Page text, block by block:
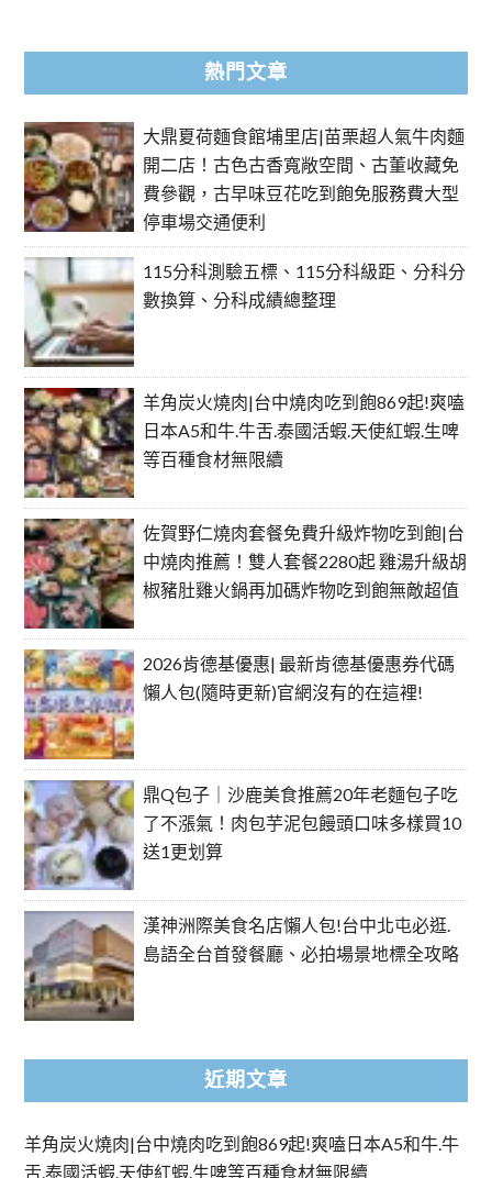
熱門文章
大鼎夏荷麵食館埔里店|苗栗超人氣牛肉麵
開二店！古色古香寬敞空間、古董收藏免
費參觀，古早味豆花吃到飽免服務費大型
停車場交通便利
115分科測驗五標、115分科級距、分科分
數換算、分科成績總整理
羊角炭火燒肉|台中燒肉吃到飽869起!爽嗑
日本A5和牛.牛舌.泰國活蝦.天使紅蝦.生啤
等百種食材無限續
佐賀野仁燒肉套餐免費升級炸物吃到飽|台
中燒肉推薦！雙人套餐2280起 雞湯升級胡
椒豬肚雞火鍋再加碼炸物吃到飽無敵超值
2026肯德基優惠| 最新肯德基優惠券代碼
懶人包(隨時更新)官網沒有的在這裡!
鼎Q包子｜沙鹿美食推薦20年老麵包子吃
了不漲氣！肉包芋泥包饅頭口味多樣買10
送1更划算
漢神洲際美食名店懶人包!台中北屯必逛.
島語全台首發餐廳、必拍場景地標全攻略
近期文章
羊角炭火燒肉|台中燒肉吃到飽869起!爽嗑日本A5和牛.牛
舌.泰國活蝦.天使紅蝦.生啤等百種食材無限續